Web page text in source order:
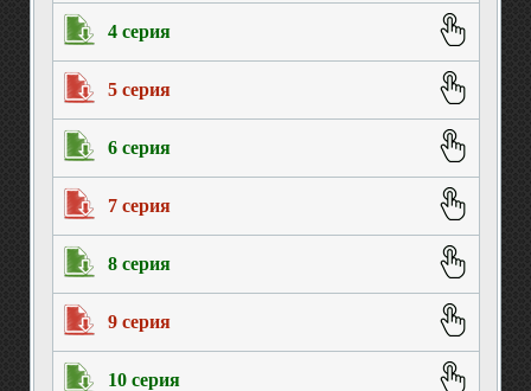
4 серия
5 серия
6 серия
7 серия
8 серия
9 серия
10 серия